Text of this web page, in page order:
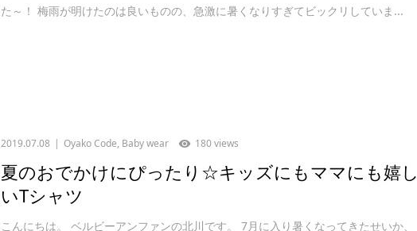
た～！ 梅雨が明けたのは良いものの、急激に暑くなりすぎてビックリしていま...
2019.07.08 Oyako Code, Baby wear 180 views
夏のおでかけにぴったり☆キッズにもママにも嬉し
いTシャツ
こんにちは。 ベルビーアンファンの北川です。 7月に入り暑くなってきたせいか、